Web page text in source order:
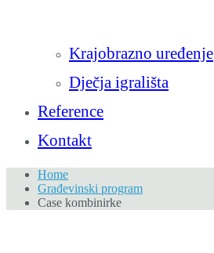
Krajobrazno uređenje
Dječja igrališta
Reference
Kontakt
Home
Građevinski program
Case kombinirke